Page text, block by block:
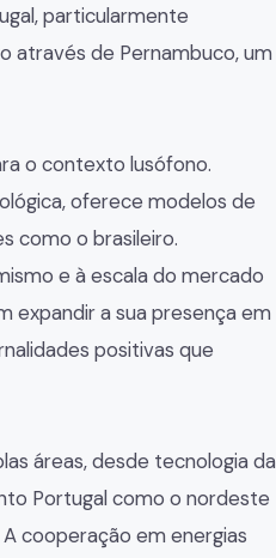
particularmente
através de Pernambuco, um
o contexto lusófono.
oferece modelos de
como o brasileiro.
e à escala do mercado
expandir a sua presença em
positivas que
áreas, desde tecnologia da
Portugal como o nordeste
cooperação em energias